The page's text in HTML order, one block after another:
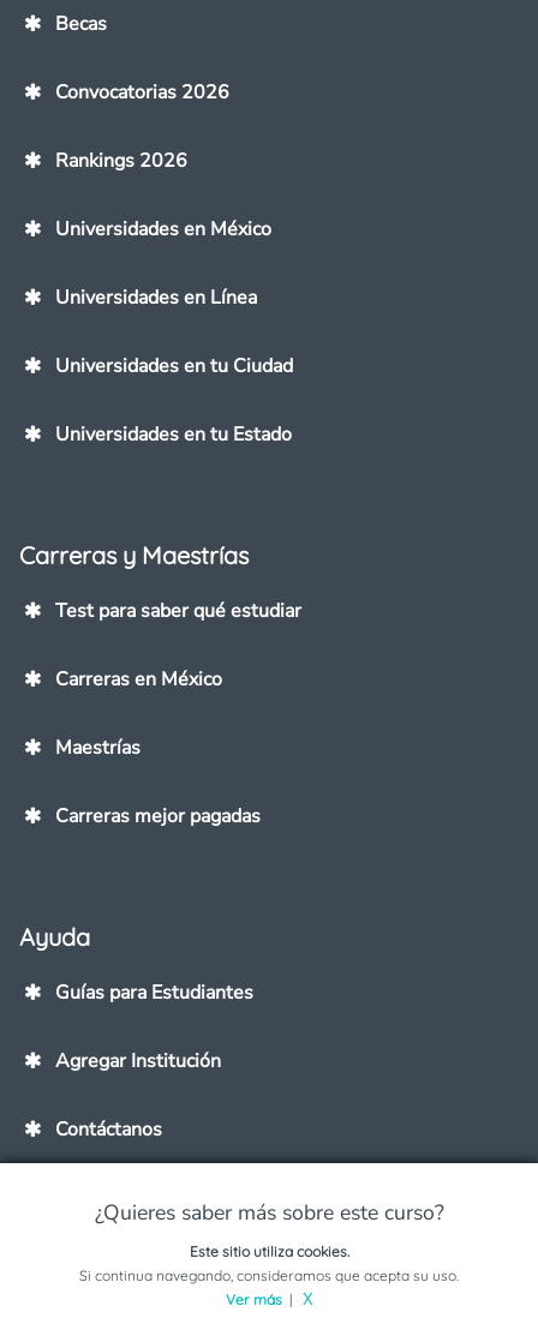
¿Quieres saber más sobre este curso?
Solicita información sobre este programa
Becas
Convocatorias 2026
Rankings 2026
Universidades en México
Universidades en Línea
Universidades en tu Ciudad
Universidades en tu Estado
Carreras y Maestrías
Test para saber qué estudiar
Carreras en México
Maestrías
Carreras mejor pagadas
Ayuda
Guías para Estudiantes
Agregar Institución
Contáctanos
Copyright © Mextudia - All rights reserved Términos y Condiciones
Privacidad
Este sitio utiliza cookies.
Si continua navegando, consideramos que acepta su uso.
Ver más| X